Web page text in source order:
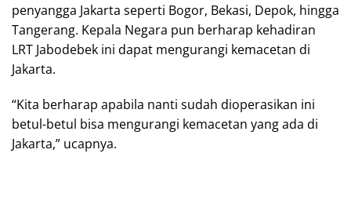
penyangga Jakarta seperti Bogor, Bekasi, Depok, hingga
Tangerang. Kepala Negara pun berharap kehadiran
LRT Jabodebek ini dapat mengurangi kemacetan di
Jakarta.
“Kita berharap apabila nanti sudah dioperasikan ini
betul-betul bisa mengurangi kemacetan yang ada di
Jakarta,” ucapnya.